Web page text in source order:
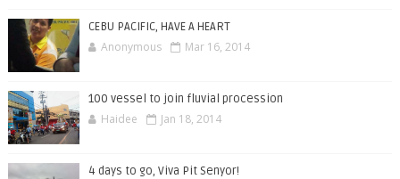
CEBU PACIFIC, HAVE A HEART
Anonymous Mar 16, 2014
100 vessel to join fluvial procession
Haidee Jan 18, 2014
4 days to go, Viva Pit Senyor!